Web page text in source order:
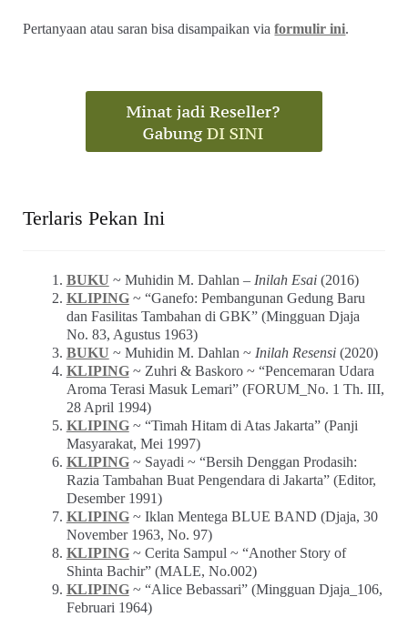
Pertanyaan atau saran bisa disampaikan viaformulir ini.
Terlaris Pekan Ini
BUKU ~ Muhidin M. Dahlan – Inilah Esai(2016)
KLIPING~ “Ganefo: Pembangunan Gedung Baru
dan Fasilitas Tambahan di GBK” (Mingguan Djaja
No. 83, Agustus 1963)
BUKU ~ Muhidin M. Dahlan ~ Inilah Resensi(2020)
KLIPING~ Zuhri & Baskoro ~ “Pencemaran Udara
Aroma Terasi Masuk Lemari” (FORUM_No. 1 Th. III,
28 April 1994)
KLIPING~ “Timah Hitam di Atas Jakarta” (Panji
Masyarakat, Mei 1997)
KLIPING~ Sayadi ~ “Bersih Denggan Prodasih:
Razia Tambahan Buat Pengendara di Jakarta” (Editor,
Desember 1991)
KLIPING~ Iklan Mentega BLUE BAND (Djaja, 30
November 1963, No. 97)
KLIPING~ Cerita Sampul ~ “Another Story of
Shinta Bachir” (MALE, No.002)
KLIPING~ “Alice Bebassari” (Mingguan Djaja_106,
Februari 1964)